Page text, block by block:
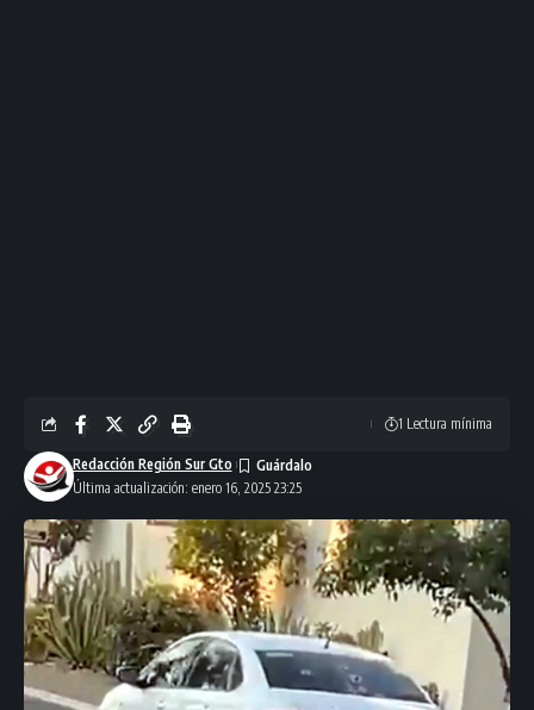
Última actualización: enero 16, 2025 23:25
Redacción Región Sur Gto
1 Lectura mínima